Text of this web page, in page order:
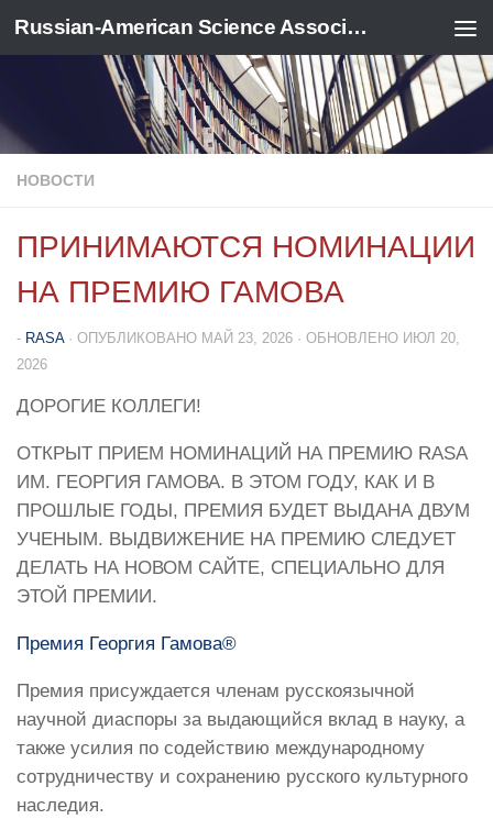
Перейти к содержимому Russian-American Science Association
НОВОСТИ
ПРИНИМАЮТСЯ НОМИНАЦИИ
НА ПРЕМИЮ ГАМОВА
- RASA · ОПУБЛИКОВАНО МАЙ 23, 2026 · ОБНОВЛЕНО ИЮЛ 20,
2026
ДОРОГИЕ КОЛЛЕГИ!
ОТКРЫТ ПРИЕМ НОМИНАЦИЙ НА ПРЕМИЮ RASA
ИМ. ГЕОРГИЯ ГАМОВА. В ЭТОМ ГОДУ, КАК И В
ПРОШЛЫЕ ГОДЫ, ПРЕМИЯ БУДЕТ ВЫДАНА ДВУМ
УЧЕНЫМ. ВЫДВИЖЕНИЕ НА ПРЕМИЮ СЛЕДУЕТ
ДЕЛАТЬ НА НОВОМ САЙТЕ, СПЕЦИАЛЬНО ДЛЯ
ЭТОЙ ПРЕМИИ.
Премия Георгия Гамова®
Премия присуждается членам русскоязычной
научной диаспоры за выдающийся вклад в науку, а
также усилия по содействию международному
сотрудничеству и сохранению русского культурного
наследия.